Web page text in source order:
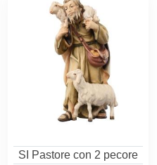
SI Pastore con 2 pecore